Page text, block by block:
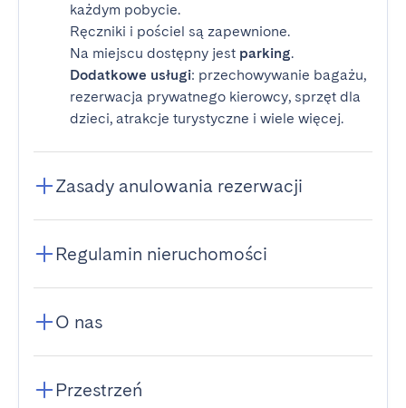
każdym pobycie.
Ręczniki i pościel są zapewnione.
Na miejscu dostępny jest parking.
Dodatkowe usługi: przechowywanie bagażu,
rezerwacja prywatnego kierowcy, sprzęt dla
dzieci, atrakcje turystyczne i wiele więcej.
Zasady anulowania rezerwacji
Regulamin nieruchomości
O nas
Przestrzeń